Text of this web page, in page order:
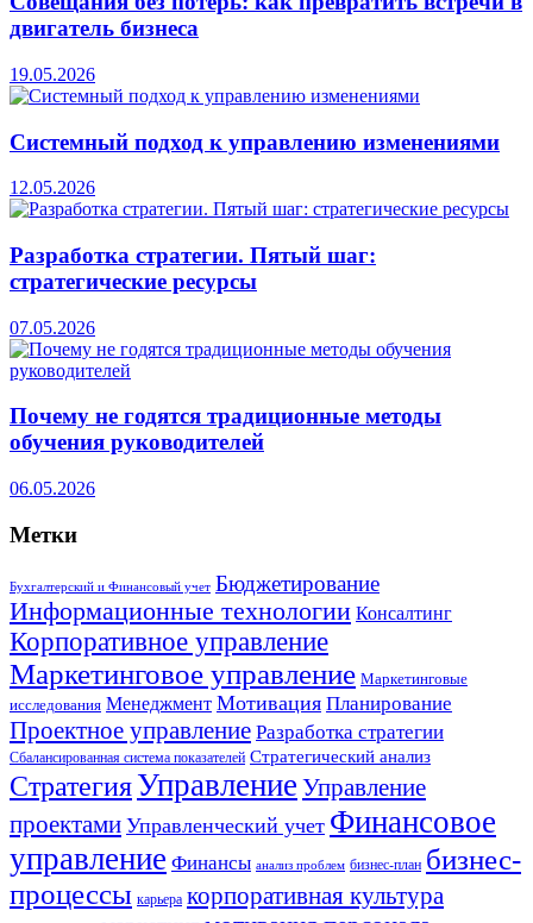
двигатель бизнеса
19.05.2026
Системный подход к управлению изменениями
12.05.2026
Разработка стратегии. Пятый шаг:
стратегические ресурсы
07.05.2026
Почему не годятся традиционные методы
обучения руководителей
06.05.2026
Метки
Бухгалтерский и Финансовый учет Бюджетирование
Информационные технологии Консалтинг
Корпоративное управление
Маркетинговое управление Маркетинговые
исследования Менеджмент Мотивация Планирование
Проектное управление Разработка стратегии
Сбалансированная система показателей Стратегический анализ
СтратегияУправление Управление
проектами Управленческий учет Финансовое
управление Финансы анализ проблем бизнес-план бизнес-
процессы карьера корпоративная культура